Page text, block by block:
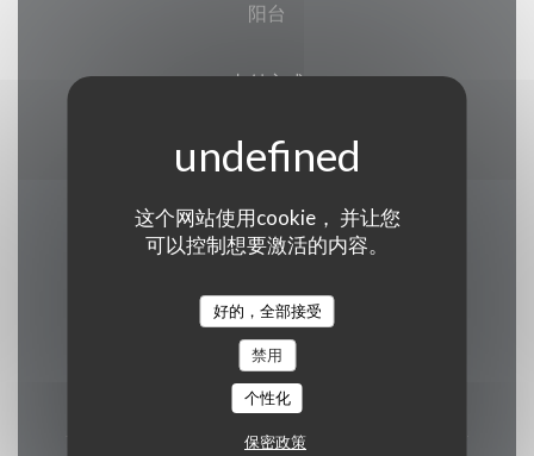
这个网站使用cookie， 并让您
可以控制想要激活的内容。
好的，全部接受
禁用
个性化
保密政策
阳台
支付方式
营业时间
星期一
关闭